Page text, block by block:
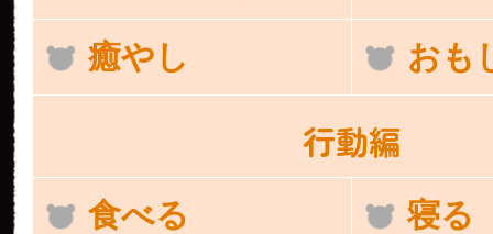
癒やし おも
行動編
食べる 寝る